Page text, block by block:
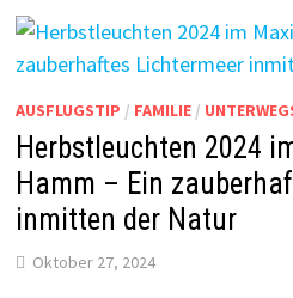
AUSFLUGSTIP / FAMILIE/
Herbstleuchten 2024
Hamm – Ein
inmitten der Natur
Oktober 27, 2024